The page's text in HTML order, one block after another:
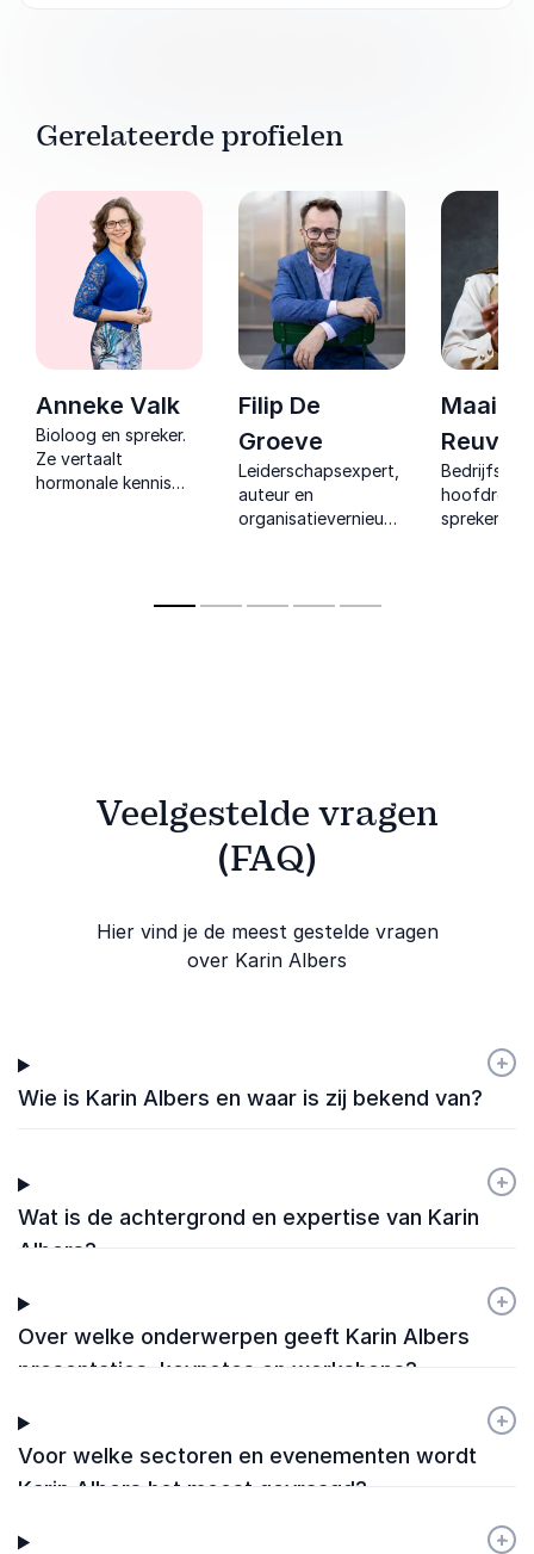
Gerelateerde profielen
Anneke Valk
Bioloog en spreker.
Ze vertaalt
hormonale kennis
Filip De
Groeve
Leiderschapsexpert,
auteur en
organisatievernieuwer
sterke teams
Maaike
Reuver
spreker en
Veelgestelde vragen
(FAQ)
Hier vind je de meest gestelde vragen
over Karin Albers
Wie is Karin Albers en waar is zij bekend van?
+
-
Wat is de achtergrond en expertise van Karin
Albers?
+
-
Over welke onderwerpen geeft Karin Albers
presentaties, keynotes en workshops?
+
-
Voor welke sectoren en evenementen wordt
Karin Albers het meest gevraagd?
+
-
+
-